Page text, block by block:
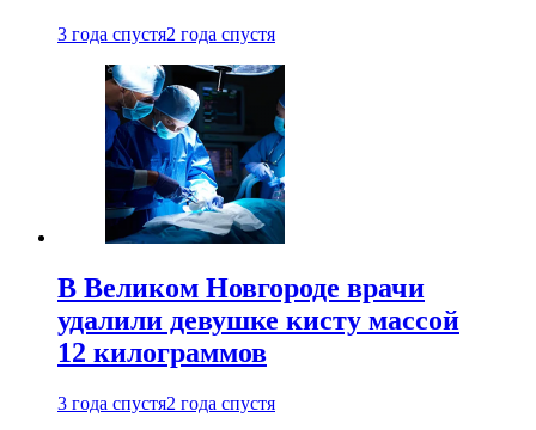
3 года спустя2 года спустя
В Великом Новгороде врачи
удалили девушке кисту массой
12 килограммов
3 года спустя2 года спустя